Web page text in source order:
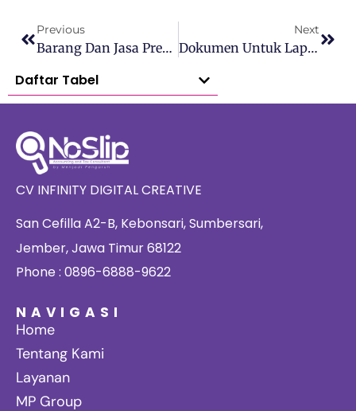
Previous
Barang Dan Jasa Premium Kena PPN 12% Tunggu Aturan
Next
Dokumen Untuk Lapor SPT Badan, Ini Rinciannya!
Daftar Tabel
CV INFINITY DIGITAL CREATIVE
San Cefilla A2-B, Kebonsari, Sumbersari,
Jember, Jawa Timur 68122
Phone : 0896-6888-9622
NAVIGASI
Home
Tentang Kami
Layanan
MP Group